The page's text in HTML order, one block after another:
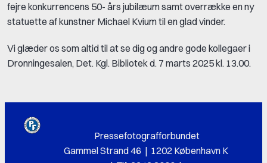
fejre konkurrencens 50- års jubilæum samt overrække en ny
statuette af kunstner Michael Kvium til en glad vinder.
Vi glæder os som altid til at se dig og andre gode kollegaer i
Dronningesalen, Det. Kgl. Bibliotek d. 7 marts 2025 kl. 13.00.
Pressefotografforbundet
Gammel Strand 46 | 1202 København K